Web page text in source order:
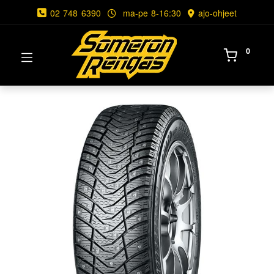
02 748 6390 ma-pe 8-16:30 ajo-ohjeet
0